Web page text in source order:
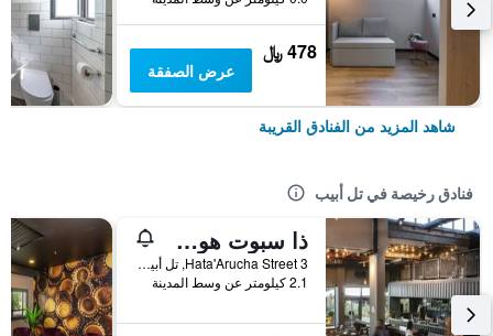
478 ﷼
عرض الصفقة
شاهد المزيد من الفنادق القريبة
فنادق رخيصة في تل أبيب
ذا سبوت هوستل
3 Hata'Arucha Street, تل أبيب, منطقة متروبوليتان تل أبيب, اسرائيل
2.1 كيلومتر عن وسط المدينة